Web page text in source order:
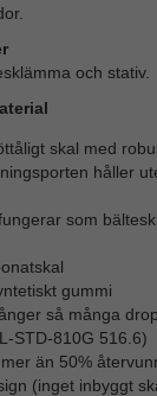
och stativ.
skal med
håller
som
gummi
så många
STD-810G 516.6)
än 50%
(inget inbyggt